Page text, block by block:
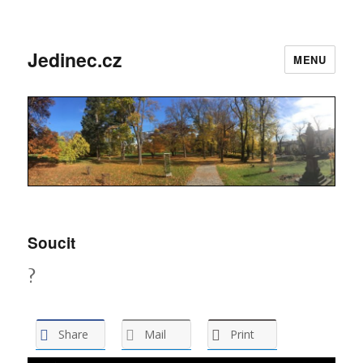
Jedinec.cz MENU
Soucit
?
Share Mail Print